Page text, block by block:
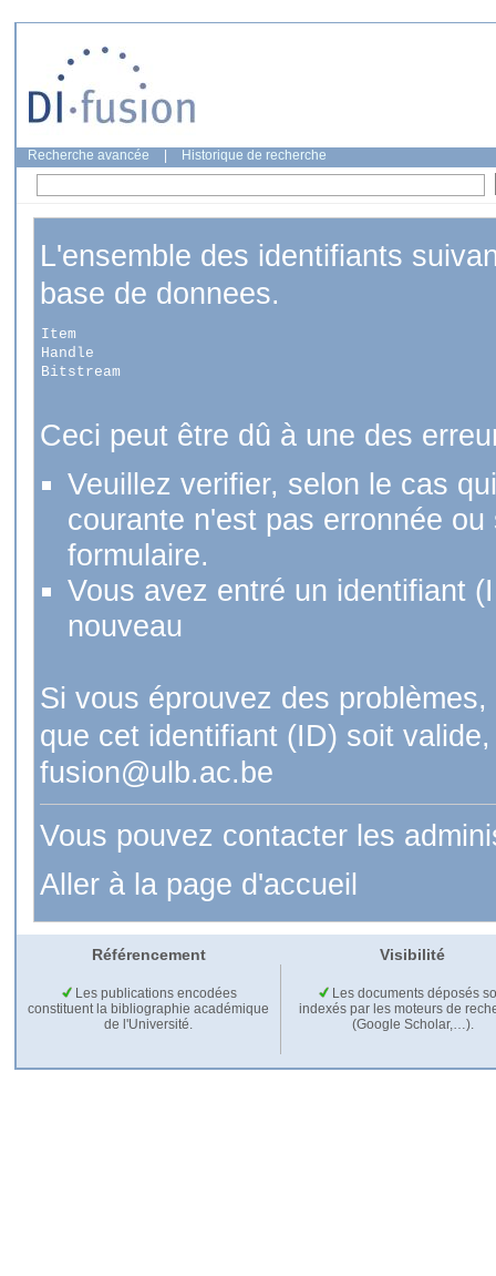
Recherche avancée Historique de recherche
L'ensemble des identifiants
base de donnees.
Item
Handle
Bitstream
Ceci peut être dû à une des
Veuillez verifier, selon le cas
courante n'est pas erronnée
formulaire.
Vous avez entré un identifiant
nouveau
Si vous éprouvez des
que cet identifiant (ID) soit
fusion@ulb.ac.be
Vous pouvez contacter les
Aller à la page d'accueil
Référencement Visibilité
Les publications encodées
constituent la bibliographie académique
de l'Université.
Les documents déposés
indexés par les moteurs de
(Google Scholar,…).